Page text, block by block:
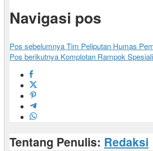
Navigasi pos
Pos sebelumnyaTim Peliputan Humas
Pos berikutnya Komplotan Rampok
Tentang Penulis: Redaksi